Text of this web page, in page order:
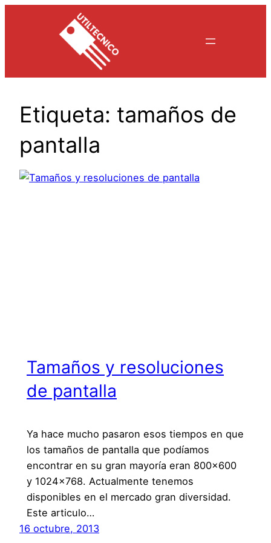
Etiqueta: tamaños de
pantalla
Tamaños y resoluciones
de pantalla
Ya hace mucho pasaron esos tiempos en que
los tamaños de pantalla que podíamos
encontrar en su gran mayoría eran 800×600
y 1024×768. Actualmente tenemos
disponibles en el mercado gran diversidad.
Este articulo…
16 octubre, 2013